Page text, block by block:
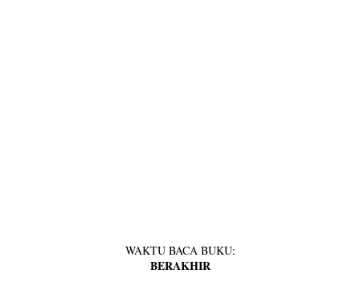
WAKTU BACA BUKU:
BERAKHIR